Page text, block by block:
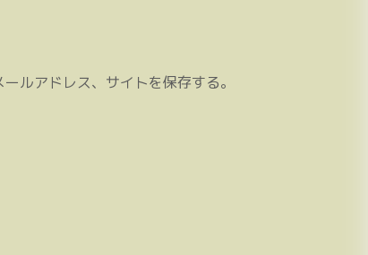
ルアドレス、サイトを保存する。